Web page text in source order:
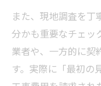
また、現地調査を丁
分かも重要なチェッ
業者や、一方的に契
す。実際に「最初の